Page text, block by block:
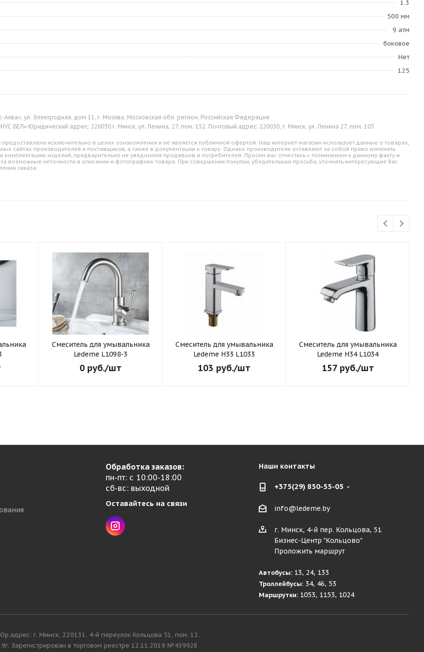
1.3
500 мм
9 атм
боковое
Нет
125
Аква», ул. Электродная, дом 11, г. Москва, Московская обл. регион, Российская Федерация
БЕЛ» Юридический адрес: 220030 г. Минск, ул. Ленина, 27, пом. 152. Почтовый адрес: 220030, г. Минск, ул. Ленина 27, пом. 103
исключительно в целях ознакомления и не является публичной офертой. Наш интернет-магазин использует данные о товарах,
сайтах производителей и поставщиков, а также в документации к товару. Однако производители оставляют за собой право изменять
комплектацию изделий, предварительно не уведомляя продавцов и потребителей. Просим вас отнестись с пониманием к данному факту и
возможные неточности в описании и фотографиях товара. При совершении покупки, убедительная просьба, уточнять интересующие Вас
заказа.
Смеситель для умывальника
Ledeme L1098-3
0 руб./шт
Смеситель для умывальника
Ledeme H33 L1033
103 руб./шт
Смеситель для умывальника
Ledeme H34 L1034
157руб./шт
Обработка заказов:
пн-пт: с 10:00-18:00
сб-вс: выходной
Оставайтесь на связи
Наши контакты
+375(29) 850-55-05
info@ledeme.by
г. Минск, 4-й пер. Кольцова, 51
Бизнес-Центр "Кольцово"
Проложить маршрут
Автобусы: 13, 24, 133
Троллейбусы: 34, 46, 53
Маршрутки: 1053, 1153, 1024
г. Минск, 220131, 4-й переулок Кольцова 51, пом. 12.
Зарегистрирован в торговом реестре 12.11.2019 №439928